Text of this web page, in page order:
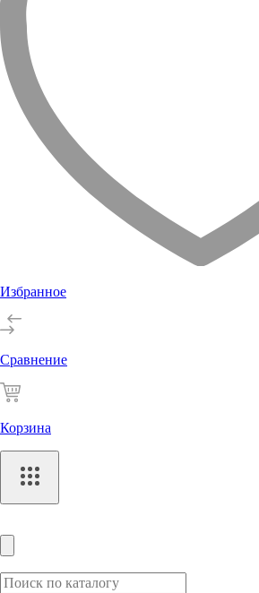
Избранное
Сравнение
Корзина